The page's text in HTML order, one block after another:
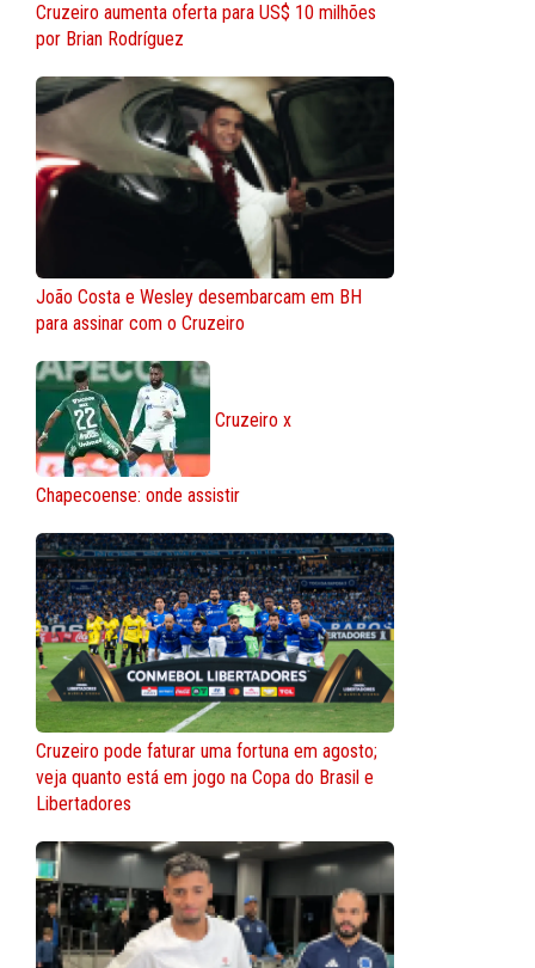
Cruzeiro aumenta oferta para US$ 10 milhões
por Brian Rodríguez
João Costa e Wesley desembarcam em BH
para assinar com o Cruzeiro
Cruzeiro x
Chapecoense: onde assistir
Cruzeiro pode faturar uma fortuna em agosto;
veja quanto está em jogo na Copa do Brasil e
Libertadores